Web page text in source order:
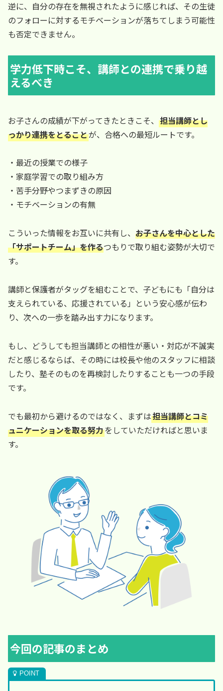
逆に、自分の存在を無視されたように感じれば、その生徒
のフォローに対するモチベーションが落ちてしまう可能性
も否定できません。
学力低下時こそ、講師との連携で乗り越
えるべき
お子さんの成績が下がってきたときこそ、 担当講師とし
っかり連携をとることが、合格への最短ルートです。
・最近の授業での様子
・家庭学習での取り組み方
・苦手分野やつまずきの原因
・モチベーションの有無
こういった情報をお互いに共有し、 お子さんを中心とした
「サポートチーム」を作るつもりで取り組む姿勢が大切で
す。
講師と保護者がタッグを組むことで、子どもにも「自分は
支えられている、応援されている」という安心感が伝わ
り、次への一歩を踏み出す力になります。
もし、どうしても担当講師との相性が悪い・対応が不誠実
だと感じるならば、その時には校長や他のスタッフに相談
したり、塾そのものを再検討したりすることも一つの手段
です。
でも最初から避けるのではなく、まずは担当講師とコミ
ュニケーションを取る努力をしていただければと思いま
す。
今回の記事のまとめ